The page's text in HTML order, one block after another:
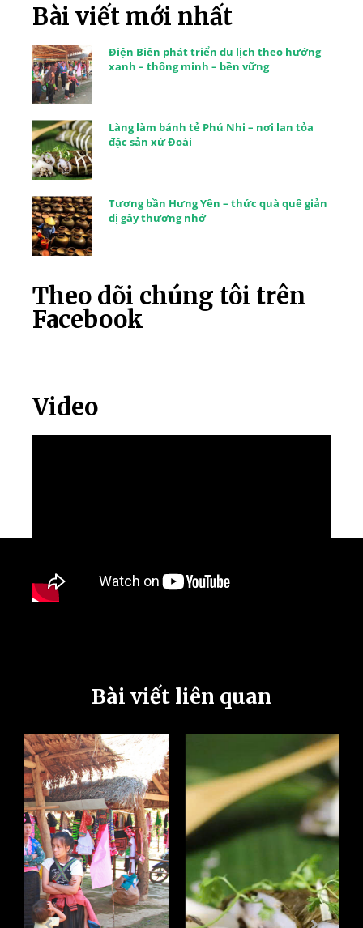
Bài viết mới nhất
Điện Biên phát triển du lịch theo hướng
xanh – thông minh – bền vững
Làng làm bánh tẻ Phú Nhi – nơi lan tỏa
đặc sản xứ Đoài
Tương bần Hưng Yên – thức quà quê giản
dị gây thương nhớ
Theo dõi chúng tôi trên
Facebook
Video
Bài viết liên quan